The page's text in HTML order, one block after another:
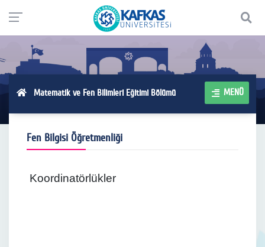
Matematik ve Fen Bilimleri Eğitimi Bölümü MENÜ
Fen Bilgisi Öğretmenliği
Koordinatörlükler